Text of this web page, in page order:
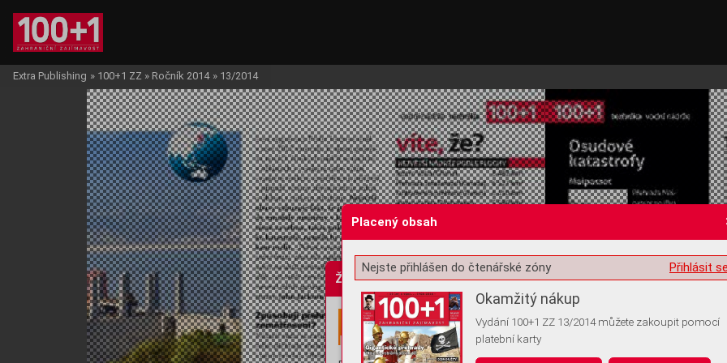
Žádost o souhlas s ukládáním volitelných informací
Extra Publishing » 100+1 ZZ » Ročník 2014 » 13/2014
Placený obsah
Přihlásit
Nejste přihlášen do čtenářské zóny
Okamžitý nákup
Vydání 100+1 ZZ 13/2014 můžete zakoupit pomocí
platební karty